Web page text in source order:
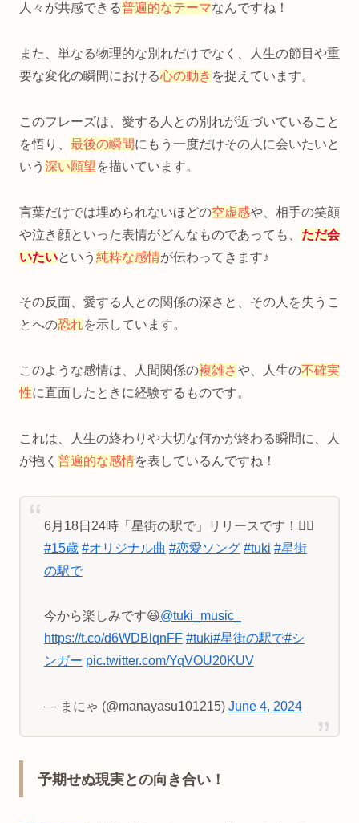
人々が共感できる普遍的なテーマなんですね！
また、単なる物理的な別れだけでなく、人生の節目や重
要な変化の瞬間における心の動き を捉えています。
このフレーズは、愛する人との別れが近づいていること
を悟り、 最後の瞬間にもう一度だけその人に会いたいと
いう 深い願望を描いています。
言葉だけでは埋められないほどの空虚感や、相手の笑顔
や泣き顔といった表情がどんなものであっても、 ただ会
いたいという 純粋な感情が伝わってきます♪
その反面、愛する人との関係の深さと、その人を失うこ
とへの恐れを示しています。
このような感情は、人間関係の複雑さや、人生の不確実
性に直面したときに経験するものです。
これは、人生の終わりや大切な何かが終わる瞬間に、人
が抱く 普遍的な感情を表しているんですね！
6月18日24時「星街の駅で」リリースです！❤️‍🔥
#15歳 #オリジナル曲 #恋愛ソング #tuki #星街
の駅で
今から楽しみです😆@tuki_music_
https://t.co/d6WDBlqnFF #tuki#星街の駅で#シ
ンガー pic.twitter.com/YqVOU20KUV
— まにゃ (@manayasu101215) June 4, 2024
予期せぬ現実との向き合い！